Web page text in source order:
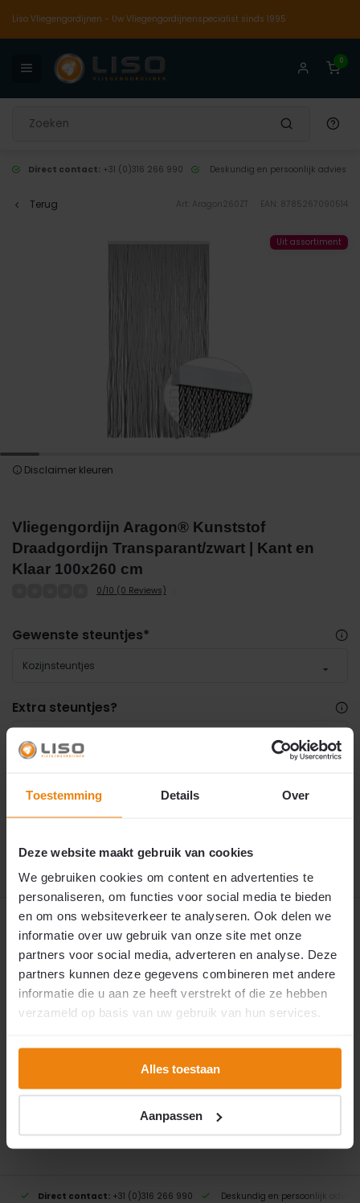
Toestemming Details Over
Deze website maakt gebruik van cookies
We gebruiken cookies om content en advertenties te
personaliseren, om functies voor social media te bieden
en om ons websiteverkeer te analyseren. Ook delen we
informatie over uw gebruik van onze site met onze
partners voor social media, adverteren en analyse. Deze
partners kunnen deze gegevens combineren met andere
informatie die u aan ze heeft verstrekt of die ze hebben
verzameld op basis van uw gebruik van hun services.
Alles toestaan
Aanpassen
Liso Vliegengordijnen - Uw Vliegengordijnenspecialist sinds 1995
0
Direct contact: +31 (0)316 266 990 Deskundig en persoonlijk advies
Terug Art: Aragon260ZT EAN: 8785267090514
Uit assortiment
Disclaimer kleuren
Vliegengordijn Aragon® Kunststof
Draadgordijn Transparant/zwart | Kant en
Klaar 100x260 cm
0/10 (0 Reviews)
Gewenste steuntjes*
Kozijnsteuntjes
Extra steuntjes?
Nee bedankt
⚠️Momenteel uitverkocht
Neem contact op met onze klantenservice voor een
Productomschrijving
Specificaties
Direct contact: +31 (0)316 266 990 Deskundig en persoonlijk advies